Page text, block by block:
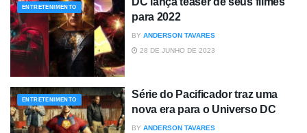
ENTRETENIMENTO
para 2022
BY ANDERSON TAVARES
28 DE JUNHO DE 2023
ENTRETENIMENTO
Série do Pacificador traz uma
nova era para o Universo DC
BY ANDERSON TAVARES